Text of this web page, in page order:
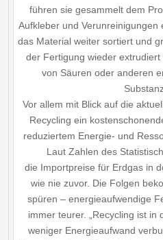
führen sie gesammelt dem
Aufkleber und
das Material weiter sortiert und
der Fertigung wieder
von Säuren oder anderen
Vor allem mit Blick auf die
Recycling ein
reduziertem Energie- und
Laut Zahlen des
die Importpreise für Erdgas in
wie nie zuvor. Die Folgen
spüren – energieaufwendige
immer teurer. „Recycling ist in
weniger Energieaufwand